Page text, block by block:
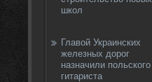
школ
Главой Украинских
железных дорог
назначили польского
гитариста